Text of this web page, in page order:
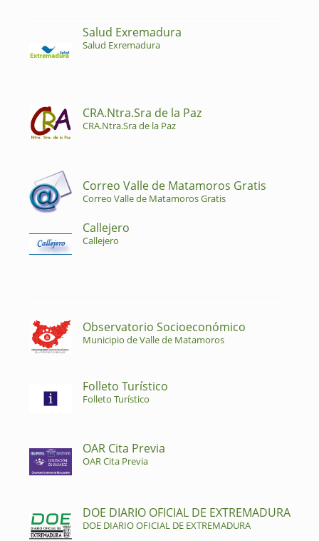
Salud Exremadura
Salud Exremadura
CRA.Ntra.Sra de la Paz
CRA.Ntra.Sra de la Paz
Correo Valle de Matamoros Gratis
Correo Valle de Matamoros Gratis
Callejero
Callejero
Observatorio Socioeconómico
Municipio de Valle de Matamoros
Folleto Turístico
Folleto Turístico
OAR Cita Previa
OAR Cita Previa
DOE DIARIO OFICIAL DE EXTREMADURA
DOE DIARIO OFICIAL DE EXTREMADURA